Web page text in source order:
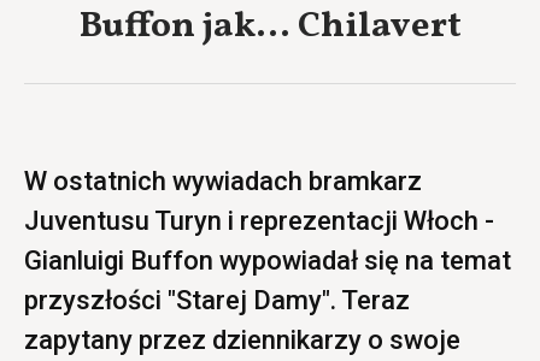
Buffon jak… Chilavert
W ostatnich wywiadach bramkarz
Juventusu Turyn i reprezentacji Włoch -
Gianluigi Buffon wypowiadał się na temat
przyszłości "Starej Damy". Teraz
zapytany przez dziennikarzy o swoje